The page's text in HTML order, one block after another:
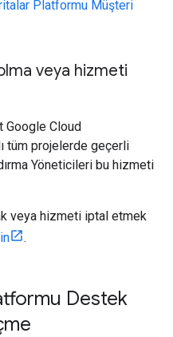
Platformu Müşteri
veya hizmeti
Google Cloud
tüm projelerde geçerli
Yöneticileri bu hizmeti
veya hizmeti iptal etmek
.
Destek